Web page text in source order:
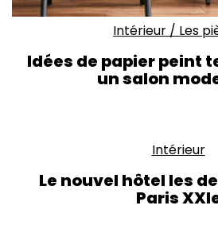
Intérieur / Les
Idées de papier peint
un salon
Intérieur
Le nouvel hôtel les
Paris